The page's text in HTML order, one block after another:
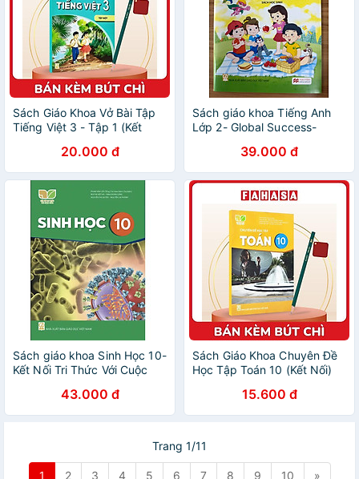
Sách Giáo Khoa Vở Bài Tập
Tiếng Việt 3 - Tập 1 (Kết
20.000 đ
Sách giáo khoa Tiếng Anh
Lớp 2- Global Success-
nhãn tên)39.000 đ
Sách giáo khoa Sinh Học 10-
Kết Nối Tri Thức Với Cuộc
43.000 đ
Sách Giáo Khoa Chuyên Đề
Học Tập Toán 10 (Kết Nối)
15.600 đ
Trang 1/11
1 2 3 4 5 6 7 8 9 10 »